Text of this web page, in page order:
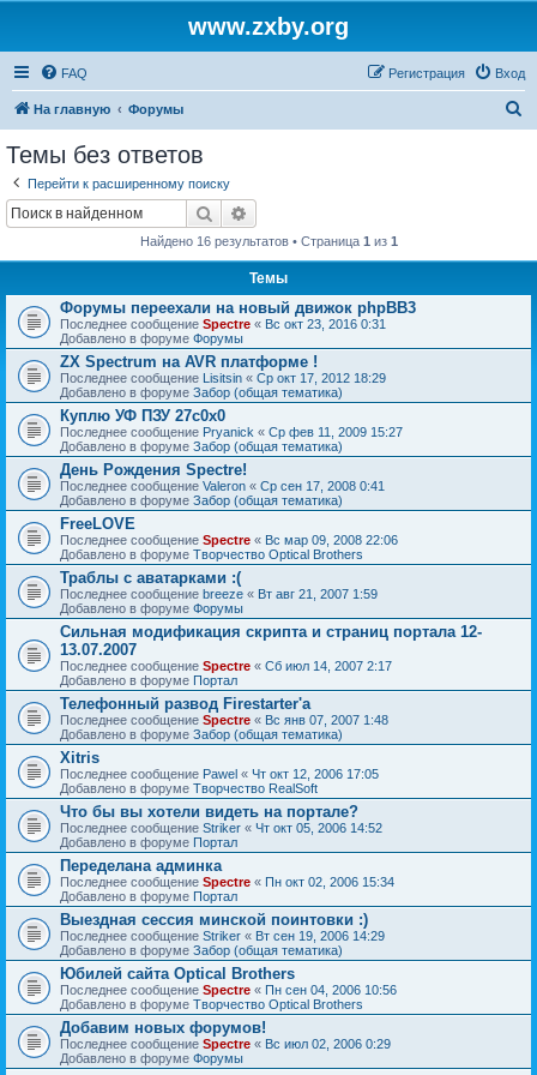
www.zxby.org
FAQ Вход
Регистрация
На главную Форумы
Темы без ответов
Перейти к расширенному поиску
Поиск
Найдено 16 результатов • Страница 1 из 1
Темы
Форумы переехали на новый движок phpBB3
Последнее сообщение Spectre « Вс окт 23, 2016 0:31
Добавлено в форуме Форумы
ZX Spectrum на AVR платформе !
Последнее сообщение Lisitsin « Ср окт 17, 2012 18:29
Добавлено в форуме Забор (общая тематика)
Куплю УФ ПЗУ 27с0х0
Последнее сообщение Pryanick « Ср фев 11, 2009 15:27
Добавлено в форуме Забор (общая тематика)
День Рождения Spectre!
Последнее сообщение Valeron « Ср сен 17, 2008 0:41
Добавлено в форуме Забор (общая тематика)
FreeLOVE
Последнее сообщение Spectre « Вс мар 09, 2008 22:06
Добавлено в форуме Творчество Optical Brothers
Траблы с аватарками :(
Последнее сообщение breeze « Вт авг 21, 2007 1:59
Добавлено в форуме Форумы
Сильная модификация скрипта и страниц портала 12-
13.07.2007
Последнее сообщение Spectre « Сб июл 14, 2007 2:17
Добавлено в форуме Портал
Телефонный развод Firestarter'а
Последнее сообщение Spectre « Вс янв 07, 2007 1:48
Добавлено в форуме Забор (общая тематика)
Xitris
Последнее сообщение Pawel « Чт окт 12, 2006 17:05
Добавлено в форуме Творчество RealSoft
Что бы вы хотели видеть на портале?
Последнее сообщение Striker « Чт окт 05, 2006 14:52
Добавлено в форуме Портал
Переделана админка
Последнее сообщение Spectre « Пн окт 02, 2006 15:34
Добавлено в форуме Портал
Выездная сессия минской поинтовки :)
Последнее сообщение Striker « Вт сен 19, 2006 14:29
Добавлено в форуме Забор (общая тематика)
Юбилей сайта Optical Brothers
Последнее сообщение Spectre « Пн сен 04, 2006 10:56
Добавлено в форуме Творчество Optical Brothers
Добавим новых форумов!
Последнее сообщение Spectre « Вс июл 02, 2006 0:29
Добавлено в форуме Форумы